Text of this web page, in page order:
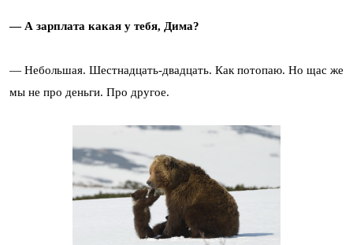
— А зарплата какая у тебя, Дима?
— Небольшая. Шестнадцать-двадцать. Как потопаю. Но щас же
мы не про деньги. Про другое.